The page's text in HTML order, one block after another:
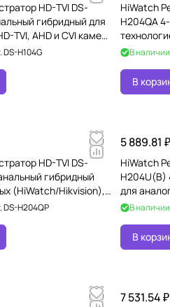
HD-TVI DS-
гибридный для
TVI, AHD и CVI камер
DS-H104G
HiWatch
H204QA
HD-TVI,
В наличии
В
HD-TVI DS-
гибридный
(HiWatch/Hikvision),
PoC, AHD
DS-H204QP
5 889.81 ₽
HiWatch
H204U(B)
для
камер + 4
В наличии
В
7 531.54 ₽